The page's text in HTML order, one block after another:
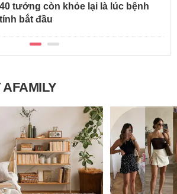
tưởng còn khỏe lại là lúc bệnh
bắt đầu